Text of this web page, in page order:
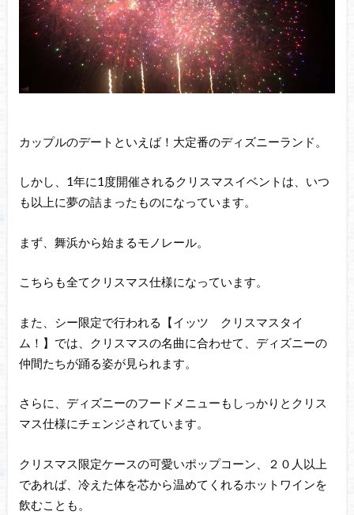
カップルのデートといえば！大定番のディズニーランド。
しかし、1年に1度開催されるクリスマスイベントは、いつ
も以上に夢の詰まったものになっています。
まず、舞浜から始まるモノレール。
こちらも全てクリスマス仕様になっています。
また、シー限定で行われる【イッツ クリスマスタイ
ム！】では、クリスマスの名曲に合わせて、ディズニーの
仲間たちが踊る姿が見られます。
さらに、ディズニーのフードメニューもしっかりとクリス
マス仕様にチェンジされています。
クリスマス限定ケースの可愛いポップコーン、２０人以上
であれば、冷えた体を芯から温めてくれるホットワインを
飲むことも。